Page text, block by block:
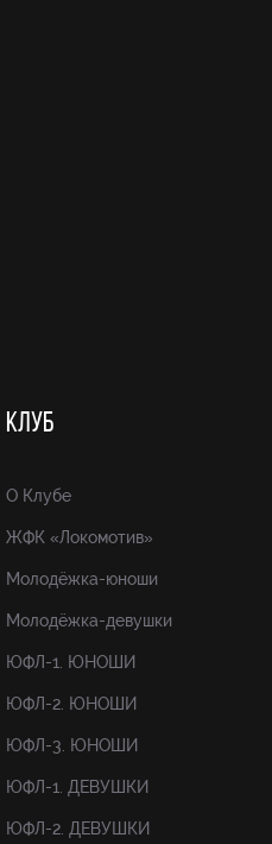
КЛУБ
О Клубе
ЖФК «Локомотив»
Молодёжка-юноши
Молодёжка-девушки
ЮФЛ-1. ЮНОШИ
ЮФЛ-2. ЮНОШИ
ЮФЛ-3. ЮНОШИ
ЮФЛ-1. ДЕВУШКИ
ЮФЛ-2. ДЕВУШКИ